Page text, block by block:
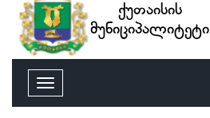
ქუთაისის
მუნიციპალიტეტი